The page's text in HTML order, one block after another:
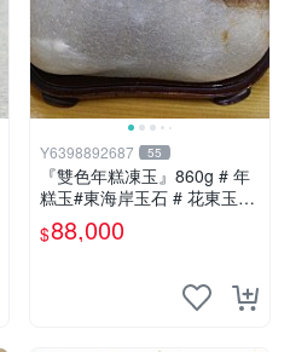
Y6398892687 55
『雙色年糕凍玉』860g # 年
糕玉#東海岸玉石 # 花東玉石
#總統石#台灣藍寶
$88,000